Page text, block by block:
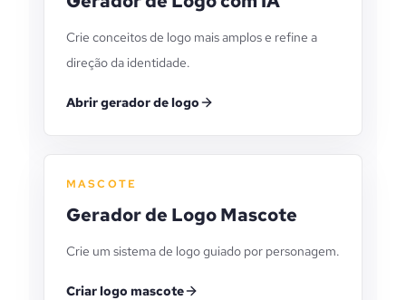
Crie conceitos de logo mais amplos e refine a
direção da identidade.
Abrir gerador de logo
MASCOTE
Gerador de Logo Mascote
Crie um sistema de logo guiado por personagem.
Criar logo mascote